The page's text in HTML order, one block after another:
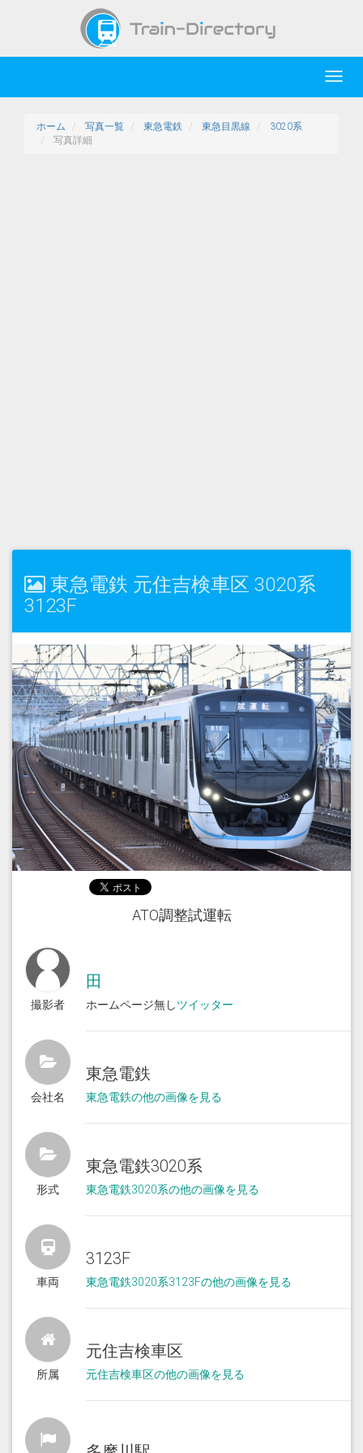
ホーム 写真一覧 東急電鉄 東急目黒線
3020系
写真詳細
東急電鉄 元住吉検車区 3020系
3123F
ATO調整試運転
撮影者
田
ホームページ無しツイッター
会社名
東急電鉄
東急電鉄の他の画像を見る
形式
東急電鉄3020系
東急電鉄3020系の他の画像を見る
車両
3123F
東急電鉄3020系3123Fの他の画像を見る
所属
元住吉検車区
元住吉検車区の他の画像を見る